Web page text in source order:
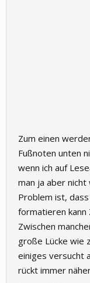
Zum einen
Fußnoten unten
wenn ich auf
man ja aber
Problem ist,
formatieren kann
Zwischen
große Lücke wie
einiges versucht
rückt immer